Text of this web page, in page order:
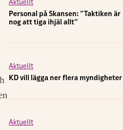
Aktuellt
Personal på Skansen: ”Taktiken är
nog att tiga ihjäl allt”
Aktuellt
KD vill lägga ner flera myndigheter
Aktuellt